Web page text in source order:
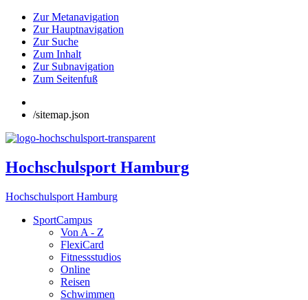
Zur Metanavigation
Zur Hauptnavigation
Zur Suche
Zum Inhalt
Zur Subnavigation
Zum Seitenfuß
/sitemap.json
Hochschulsport Hamburg
Hochschulsport Hamburg
SportCampus
Von A - Z
FlexiCard
Fitnessstudios
Online
Reisen
Schwimmen